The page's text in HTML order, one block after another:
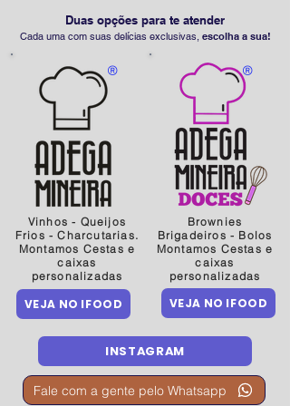
Duas opções para te atender
Cada uma com suas delícias exclusivas, escolha a sua!
®
Vinhos - Queijos
Frios - Charcutarias.
Montamos Cestas e
caixas
personalizadas
VEJA NO IFOOD
®
Brownies
Brigadeiros - Bolos
Montamos Cestas e
caixas
personalizadas
VEJA NO IFOOD
INSTAGRAM
Fale com a gente pelo Whatsapp